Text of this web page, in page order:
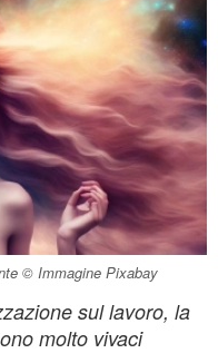
© Immagine Pixabay
sul lavoro, la
molto vivaci